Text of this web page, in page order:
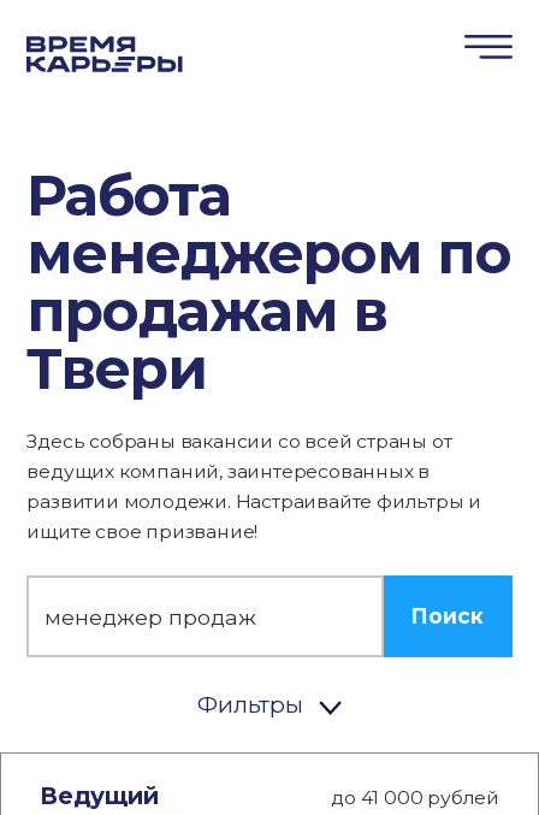
Работа
менеджером по
продажам в
Твери
Здесь собраны вакансии со всей страны от
ведущих компаний, заинтересованных в
развитии молодежи. Настраивайте фильтры и
ищите свое призвание!
Поиск
Фильтры
Ведущий
до 41 000 рублей